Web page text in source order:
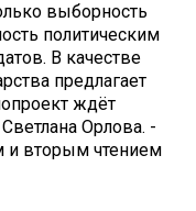
выборность
политическим
В качестве
предлагает
ждёт
Орлова. -
вторым чтением